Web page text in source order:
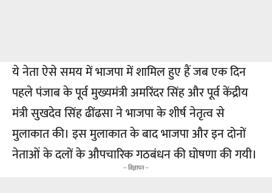
ये नेता ऐसे समय में भाजपा में शामिल हुए हैं जब एक दिन
पहले पंजाब के पूर्व मुख्यमंत्री अमरिंदर सिंह और पूर्व केंद्रीय
मंत्री सुखदेव सिंह ढींढसा ने भाजपा के शीर्ष नेतृत्व से
मुलाकात की। इस मुलाकात के बाद भाजपा और इन दोनों
नेताओं के दलों के औपचारिक गठबंधन की घोषणा की गयी।
-- विज्ञापन --